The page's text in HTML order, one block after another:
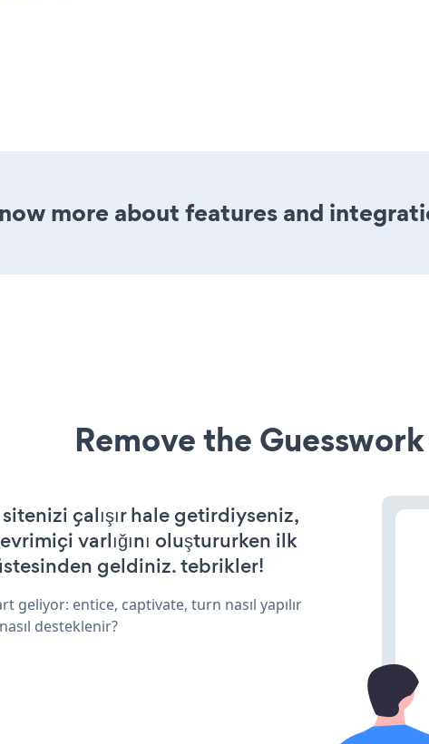
more about features and
Remove the
çalışır hale getirdiyseniz,
varlığını oluştururken ilk
geldiniz. tebrikler!
geliyor: entice, captivate, turn nasıl yapılır
desteklenir?